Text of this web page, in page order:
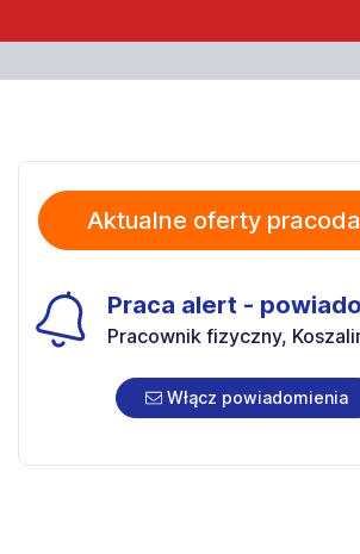
Aktualne oferty
Praca alert -
Pracownik fizyczny,
Włącz powiadomienia